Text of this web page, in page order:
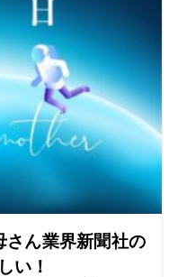
さん業界新聞社の
い！